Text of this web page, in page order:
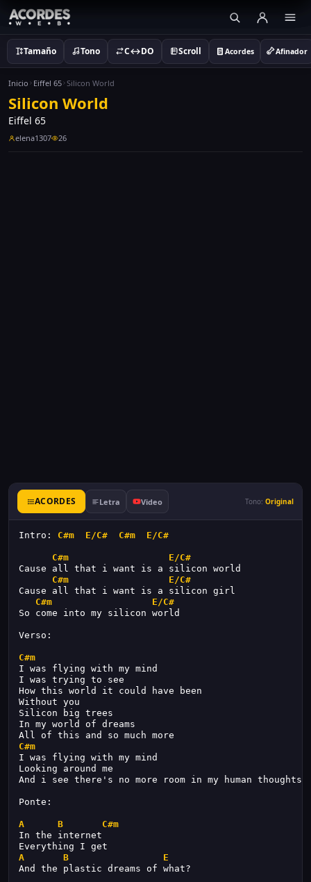
Tamaño Tono C↔DO Scroll Acordes Afinador
Inicio Eiffel 65 Silicon World
Silicon World
Eiffel 65
elena1307 26
ACORDES Letra Video Tono: Original
Intro: C#m E/C# C#m E/C#
C#m
E/C#
Cause all that i want is a silicon world
C#m
E/C#
Cause all that i want is a silicon girl
C#m
E/C#
So come into my silicon world
Verso:
C#m
I was flying with my mind
I was trying to see
How this world it could have been
Without you
Silicon big trees
In my world of dreams
All of this and so much more
C#m
I was flying with my mind
Looking around me
And i see there's no more room in my human thoughts
Ponte:
A B
C#m
In the internet
Everything I get
A
B
E
And the plastic dreams of what?